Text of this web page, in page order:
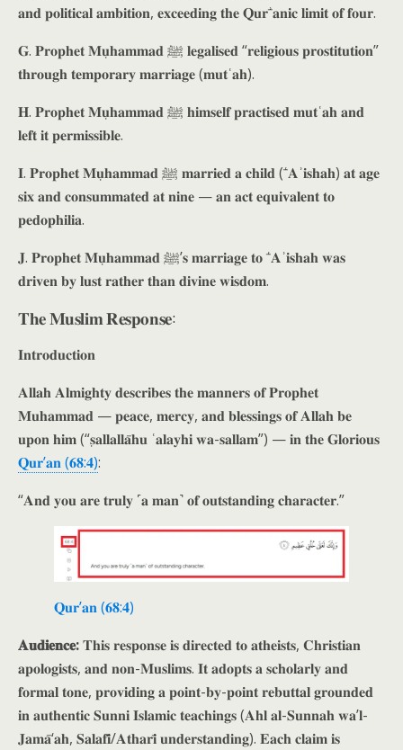
𝐚𝐧𝐝 𝐩𝐨𝐥𝐢𝐭𝐢𝐜𝐚𝐥 𝐚𝐦𝐛𝐢𝐭𝐢𝐨𝐧, 𝐞𝐱𝐜𝐞𝐞𝐝𝐢𝐧𝐠 𝐭𝐡𝐞 𝐐𝐮𝐫ʾ𝐚̄𝐧𝐢𝐜 𝐥𝐢𝐦𝐢𝐭 𝐨𝐟 𝐟𝐨𝐮𝐫.
𝐆. 𝐏𝐫𝐨𝐩𝐡𝐞𝐭 𝐌𝐮𝐡̣𝐚𝐦𝐦𝐚𝐝 ﷺ 𝐥𝐞𝐠𝐚𝐥𝐢𝐬𝐞𝐝 “𝐫𝐞𝐥𝐢𝐠𝐢𝐨𝐮𝐬 𝐩𝐫𝐨𝐬𝐭𝐢𝐭𝐮𝐭𝐢𝐨𝐧”
𝐭𝐡𝐫𝐨𝐮𝐠𝐡 𝐭𝐞𝐦𝐩𝐨𝐫𝐚𝐫𝐲 𝐦𝐚𝐫𝐫𝐢𝐚𝐠𝐞 (𝐦𝐮𝐭ʿ𝐚𝐡).
𝐇. 𝐏𝐫𝐨𝐩𝐡𝐞𝐭 𝐌𝐮𝐡̣𝐚𝐦𝐦𝐚𝐝 ﷺ 𝐡𝐢𝐦𝐬𝐞𝐥𝐟 𝐩𝐫𝐚𝐜𝐭𝐢𝐬𝐞𝐝 𝐦𝐮𝐭ʿ𝐚𝐡 𝐚𝐧𝐝
𝐥𝐞𝐟𝐭 𝐢𝐭 𝐩𝐞𝐫𝐦𝐢𝐬𝐬𝐢𝐛𝐥𝐞.
𝐈. 𝐏𝐫𝐨𝐩𝐡𝐞𝐭 𝐌𝐮𝐡̣𝐚𝐦𝐦𝐚𝐝 ﷺ 𝐦𝐚𝐫𝐫𝐢𝐞𝐝 𝐚 𝐜𝐡𝐢𝐥𝐝 (ʿ𝐀̄ʾ𝐢𝐬𝐡𝐚𝐡) 𝐚𝐭 𝐚𝐠𝐞
𝐬𝐢𝐱 𝐚𝐧𝐝 𝐜𝐨𝐧𝐬𝐮𝐦𝐦𝐚𝐭𝐞𝐝 𝐚𝐭 𝐧𝐢𝐧𝐞 — 𝐚𝐧 𝐚𝐜𝐭 𝐞𝐪𝐮𝐢𝐯𝐚𝐥𝐞𝐧𝐭 𝐭𝐨
𝐩𝐞𝐝𝐨𝐩𝐡𝐢𝐥𝐢𝐚.
𝐉. 𝐏𝐫𝐨𝐩𝐡𝐞𝐭 𝐌𝐮𝐡̣𝐚𝐦𝐦𝐚𝐝 ﷺ’𝐬 𝐦𝐚𝐫𝐫𝐢𝐚𝐠𝐞 𝐭𝐨 ʿ𝐀̄ʾ𝐢𝐬𝐡𝐚𝐡 𝐰𝐚𝐬
𝐝𝐫𝐢𝐯𝐞𝐧 𝐛𝐲 𝐥𝐮𝐬𝐭 𝐫𝐚𝐭𝐡𝐞𝐫 𝐭𝐡𝐚𝐧 𝐝𝐢𝐯𝐢𝐧𝐞 𝐰𝐢𝐬𝐝𝐨𝐦.
𝐓𝐡𝐞 𝐌𝐮𝐬𝐥𝐢𝐦 𝐑𝐞𝐬𝐩𝐨𝐧𝐬𝐞:
𝐈𝐧𝐭𝐫𝐨𝐝𝐮𝐜𝐭𝐢𝐨𝐧
𝐀𝐥𝐥𝐚𝐡 𝐀𝐥𝐦𝐢𝐠𝐡𝐭𝐲 𝐝𝐞𝐬𝐜𝐫𝐢𝐛𝐞𝐬 𝐭𝐡𝐞 𝐦𝐚𝐧𝐧𝐞𝐫𝐬 𝐨𝐟 𝐏𝐫𝐨𝐩𝐡𝐞𝐭
𝐌𝐮𝐡𝐚𝐦𝐦𝐚𝐝 — 𝐩𝐞𝐚𝐜𝐞, 𝐦𝐞𝐫𝐜𝐲, 𝐚𝐧𝐝 𝐛𝐥𝐞𝐬𝐬𝐢𝐧𝐠𝐬 𝐨𝐟 𝐀𝐥𝐥𝐚𝐡 𝐛𝐞
𝐮𝐩𝐨𝐧 𝐡𝐢𝐦 (“𝐬̣𝐚𝐥𝐥𝐚𝐥𝐥𝐚̄𝐡𝐮 ʿ𝐚𝐥𝐚𝐲𝐡𝐢 𝐰𝐚-𝐬𝐚𝐥𝐥𝐚𝐦”) — 𝐢𝐧 𝐭𝐡𝐞 𝐆𝐥𝐨𝐫𝐢𝐨𝐮𝐬
𝐐𝐮𝐫’𝐚𝐧 (𝟔𝟖:𝟒):
“𝐀𝐧𝐝 𝐲𝐨𝐮 𝐚𝐫𝐞 𝐭𝐫𝐮𝐥𝐲 ˹𝐚 𝐦𝐚𝐧˺ 𝐨𝐟 𝐨𝐮𝐭𝐬𝐭𝐚𝐧𝐝𝐢𝐧𝐠 𝐜𝐡𝐚𝐫𝐚𝐜𝐭𝐞𝐫.”
𝐐𝐮𝐫’𝐚𝐧 (𝟔𝟖:𝟒)
𝐀𝐮𝐝𝐢𝐞𝐧𝐜𝐞:𝐓𝐡𝐢𝐬 𝐫𝐞𝐬𝐩𝐨𝐧𝐬𝐞 𝐢𝐬 𝐝𝐢𝐫𝐞𝐜𝐭𝐞𝐝 𝐭𝐨 𝐚𝐭𝐡𝐞𝐢𝐬𝐭𝐬, 𝐂𝐡𝐫𝐢𝐬𝐭𝐢𝐚𝐧
𝐚𝐩𝐨𝐥𝐨𝐠𝐢𝐬𝐭𝐬, 𝐚𝐧𝐝 𝐧𝐨𝐧-𝐌𝐮𝐬𝐥𝐢𝐦𝐬. 𝐈𝐭 𝐚𝐝𝐨𝐩𝐭𝐬 𝐚 𝐬𝐜𝐡𝐨𝐥𝐚𝐫𝐥𝐲 𝐚𝐧𝐝
𝐟𝐨𝐫𝐦𝐚𝐥 𝐭𝐨𝐧𝐞, 𝐩𝐫𝐨𝐯𝐢𝐝𝐢𝐧𝐠 𝐚 𝐩𝐨𝐢𝐧𝐭-𝐛𝐲-𝐩𝐨𝐢𝐧𝐭 𝐫𝐞𝐛𝐮𝐭𝐭𝐚𝐥 𝐠𝐫𝐨𝐮𝐧𝐝𝐞𝐝
𝐢𝐧 𝐚𝐮𝐭𝐡𝐞𝐧𝐭𝐢𝐜 𝐒𝐮𝐧𝐧𝐢 𝐈𝐬𝐥𝐚𝐦𝐢𝐜 𝐭𝐞𝐚𝐜𝐡𝐢𝐧𝐠𝐬 (𝐀𝐡𝐥 𝐚𝐥-𝐒𝐮𝐧𝐧𝐚𝐡 𝐰𝐚’𝐥-
𝐉𝐚𝐦𝐚̄‘𝐚𝐡, 𝐒𝐚𝐥𝐚𝐟𝐢̄/𝐀𝐭𝐡𝐚𝐫𝐢̄ 𝐮𝐧𝐝𝐞𝐫𝐬𝐭𝐚𝐧𝐝𝐢𝐧𝐠). 𝐄𝐚𝐜𝐡 𝐜𝐥𝐚𝐢𝐦 𝐢𝐬